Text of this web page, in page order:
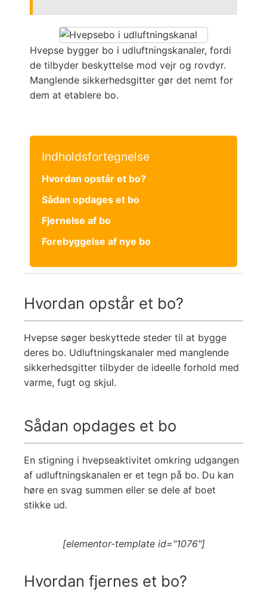
Hvepse bygger bo i udluftningskanaler, fordi
de tilbyder beskyttelse mod vejr og rovdyr.
Manglende sikkerhedsgitter gør det nemt for
dem at etablere bo.
Indholdsfortegnelse
Hvordan opstår et bo?
Sådan opdages et bo
Fjernelse af bo
Forebyggelse af nye bo
Hvordan opstår et bo?
Hvepse søger beskyttede steder til at bygge
deres bo. Udluftningskanaler med manglende
sikkerhedsgitter tilbyder de ideelle forhold med
varme, fugt og skjul.
Sådan opdages et bo
En stigning i hvepseaktivitet omkring udgangen
af udluftningskanalen er et tegn på bo. Du kan
høre en svag summen eller se dele af boet
stikke ud.
[elementor-template id="1076"]
Hvordan fjernes et bo?